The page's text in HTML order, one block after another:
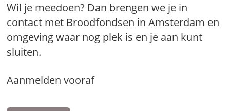
Wil je meedoen? Dan brengen we je in
contact met Broodfondsen in Amsterdam en
omgeving waar nog plek is en je aan kunt
sluiten.
Aanmelden vooraf